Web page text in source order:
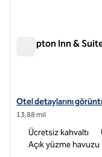
Hampton Inn &
Hampton Inn & Suites
Otel detaylarını
13,88 mil
Ücretsiz kahvaltı
Açık yüzme havuzu